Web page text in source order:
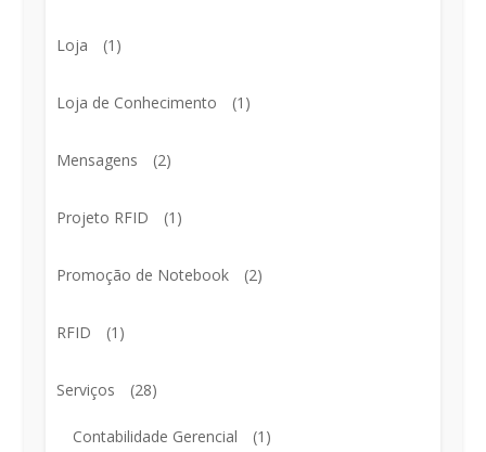
Loja (1)
Loja de Conhecimento (1)
Mensagens (2)
Projeto RFID (1)
Promoção de Notebook (2)
RFID (1)
Serviços (28)
Contabilidade Gerencial (1)